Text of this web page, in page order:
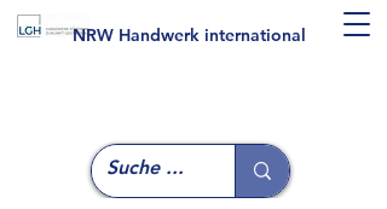
NRW Handwerk international